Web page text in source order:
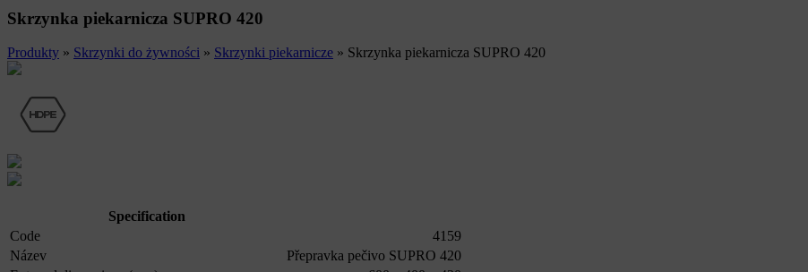
Skrzynka piekarnicza SUPRO 420
Produkty » Skrzynki do żywności » Skrzynki piekarnicze » Skrzynka piekarnicza SUPRO 420
Specification
Code
4159
Název
Přepravka pečivo SUPRO 420